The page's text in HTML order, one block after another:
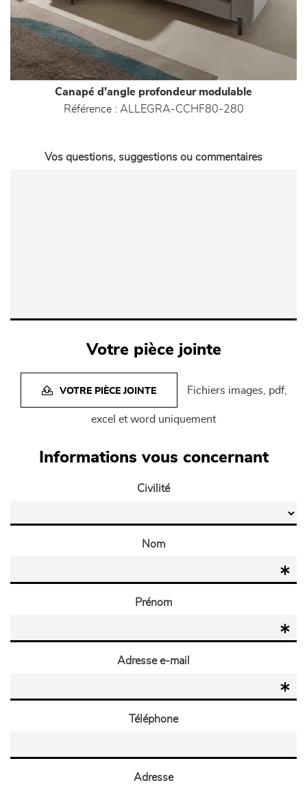
Canapé d'angle profondeur modulable
Référence : ALLEGRA-CCHF80-280
Vos questions, suggestions ou commentaires
Votre pièce jointe
VOTRE PIÈCE JOINTE Fichiers images, pdf,
excel et word uniquement
Informations vous concernant
Civilité
Nom
Prénom
Adresse e-mail
Téléphone
Adresse